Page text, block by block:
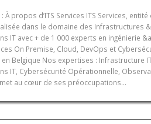
À propos d’ITS Services ITS Services, entité
dans le domaine des Infrastructures
IT avec + de 1 000 experts en ingénierie
On Premise, Cloud, DevOps et
en Belgique Nos expertises : Infrastructure
IT, Cybersécurité Opérationnelle,
au cœur de ses préoccupations...